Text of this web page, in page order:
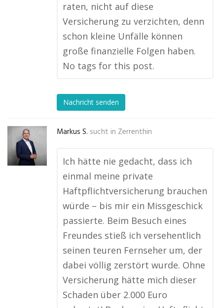
raten, nicht auf diese
Versicherung zu verzichten, denn
schon kleine Unfälle können
große finanzielle Folgen haben.
No tags for this post.
Nachricht senden
Markus S. sucht in Zerrenthin
Ich hätte nie gedacht, dass ich
einmal meine private
Haftpflichtversicherung brauchen
würde – bis mir ein Missgeschick
passierte. Beim Besuch eines
Freundes stieß ich versehentlich
seinen teuren Fernseher um, der
dabei völlig zerstört wurde. Ohne
Versicherung hätte mich dieser
Schaden über 2.000 Euro